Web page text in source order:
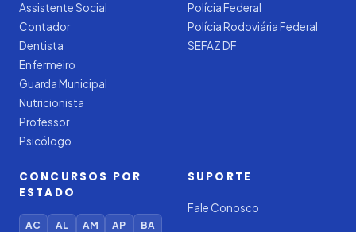
Assistente Social
Contador
Dentista
Enfermeiro
Guarda Municipal
Nutricionista
Professor
Psicólogo
Polícia Federal
Polícia Rodoviária Federal
SEFAZ DF
CONCURSOS POR
ESTADO
AC AL AM AP
BA
SUPORTE
Fale Conosco